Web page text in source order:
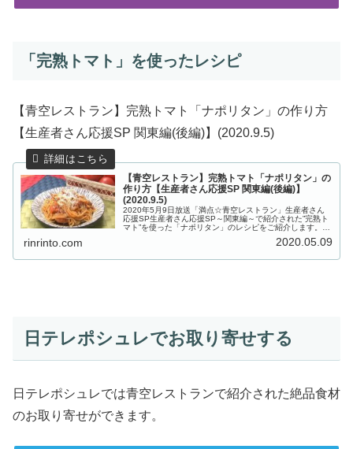
「完熟トマト」を使ったレシピ
【青空レストラン】完熟トマト「ナポリタン」の作り方
【生産者さん応援SP 関東編(後編)】(2020.9.5)
【青空レストラン】完熟トマト「ナポリタン」の
作り方【生産者さん応援SP 関東編(後編)】
(2020.9.5)
2020年5月9日放送「満点☆青空レストラン」生産者さん
応援SP生産者さん応援SP～関東編～で紹介された”完熟ト
マト”を使った「ナポリタン」のレシピをご紹介します。関
rinrinto.com 2020.05.09
日テレポシュレでお取り寄せする
日テレポシュレでは青空レストランで紹介された絶品食材
のお取り寄せができます。